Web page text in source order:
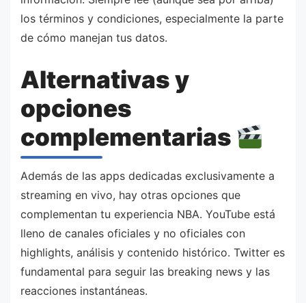
los términos y condiciones, especialmente la parte
de cómo manejan tus datos.
Alternativas y
opciones
complementarias
Además de las apps dedicadas exclusivamente a
streaming en vivo, hay otras opciones que
complementan tu experiencia NBA. YouTube está
lleno de canales oficiales y no oficiales con
highlights, análisis y contenido histórico. Twitter es
fundamental para seguir las breaking news y las
reacciones instantáneas.